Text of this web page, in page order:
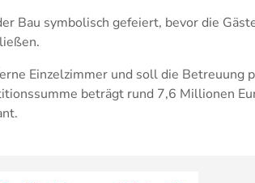
Bau symbolisch gefeiert, bevor die
Einzelzimmer und soll die Betreuung
beträgt rund 7,6 Millionen